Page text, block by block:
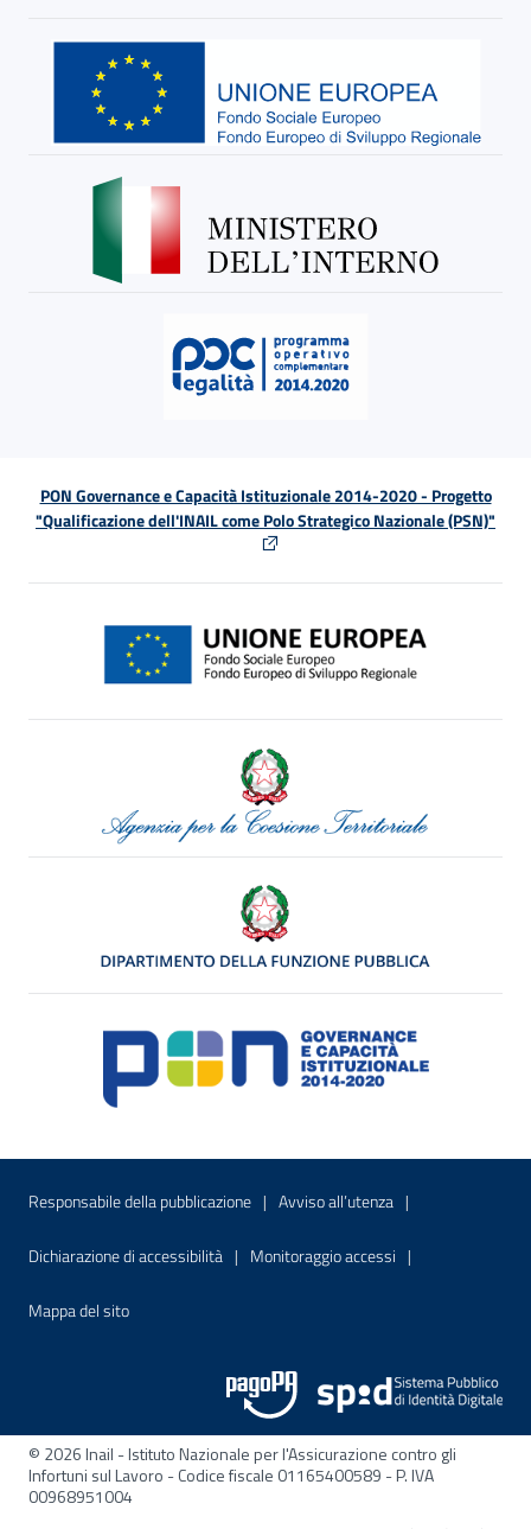
PON Governance e Capacità Istituzionale 2014-2020 - Progetto
"Qualificazione dell'INAIL come Polo Strategico Nazionale (PSN)"
Menu di servizio
Responsabile della pubblicazione Sito interno - Apre in una nuova
Avviso all’utenza Sito interno -
Dichiarazione di accessibilità Sito interno - Apre in una nuova finestra
Monitoraggio accessi Sito interno -
Mappa del sitoSito interno - Apre nella stessa finestra
© 2026 Inail - Istituto Nazionale per l'Assicurazione contro gli
Infortuni sul Lavoro - Codice fiscale 01165400589 - P. IVA
00968951004